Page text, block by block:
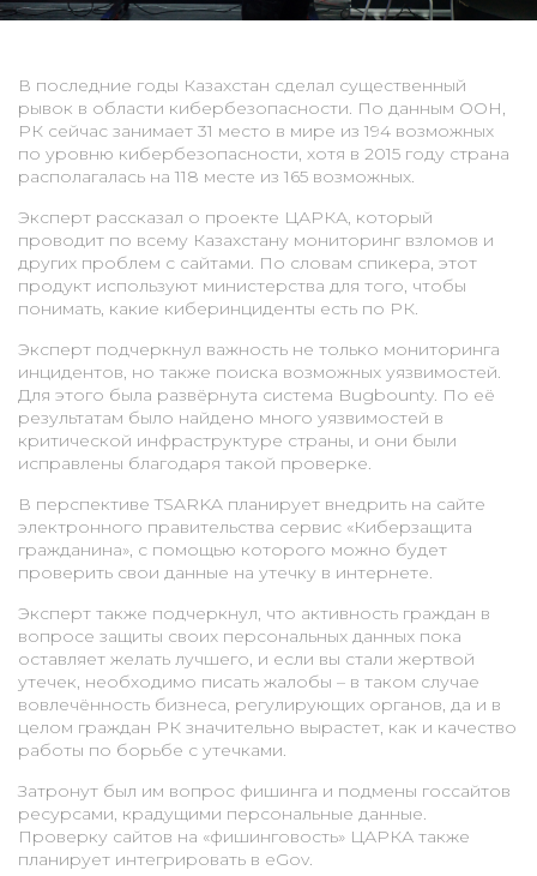
В последние годы Казахстан сделал существенный
рывок в области кибербезопасности. По данным ООН,
РК сейчас занимает 31 место в мире из 194 возможных
по уровню кибербезопасности, хотя в 2015 году страна
располагалась на 118 месте из 165 возможных.
Эксперт рассказал о проекте ЦАРКА, который
проводит по всему Казахстану мониторинг взломов и
других проблем с сайтами. По словам спикера, этот
продукт используют министерства для того, чтобы
понимать, какие киберинциденты есть по РК.
Эксперт подчеркнул важность не только мониторинга
инцидентов, но также поиска возможных уязвимостей.
Для этого была развёрнута система Bugbounty. По её
результатам было найдено много уязвимостей в
критической инфраструктуре страны, и они были
исправлены благодаря такой проверке.
В перспективе TSARKA планирует внедрить на сайте
электронного правительства сервис «Киберзащита
гражданина», с помощью которого можно будет
проверить свои данные на утечку в интернете.
Эксперт также подчеркнул, что активность граждан в
вопросе защиты своих персональных данных пока
оставляет желать лучшего, и если вы стали жертвой
утечек, необходимо писать жалобы – в таком случае
вовлечённость бизнеса, регулирующих органов, да и в
целом граждан РК значительно вырастет, как и качество
работы по борьбе с утечками.
Затронут был им вопрос фишинга и подмены госсайтов
ресурсами, крадущими персональные данные.
Проверку сайтов на «фишинговость» ЦАРКА также
планирует интегрировать в eGov.